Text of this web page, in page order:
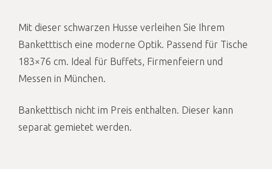
Mit dieser schwarzen Husse verleihen Sie Ihrem
Banketttisch eine moderne Optik. Passend für Tische
183×76 cm. Ideal für Buffets, Firmenfeiern und
Messen in München.
Banketttisch nicht im Preis enthalten. Dieser kann
separat gemietet werden.